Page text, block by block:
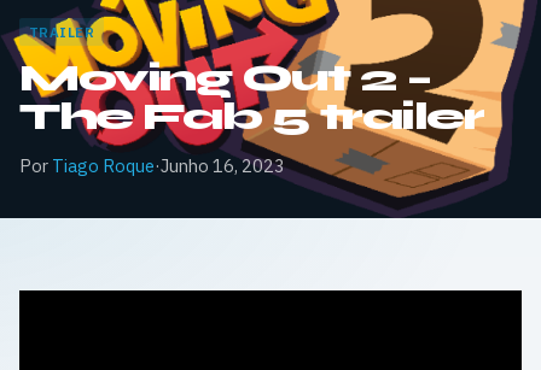
TRAILER
Moving Out 2 –
The Fab 5 trailer
Por Tiago Roque·Junho 16, 2023